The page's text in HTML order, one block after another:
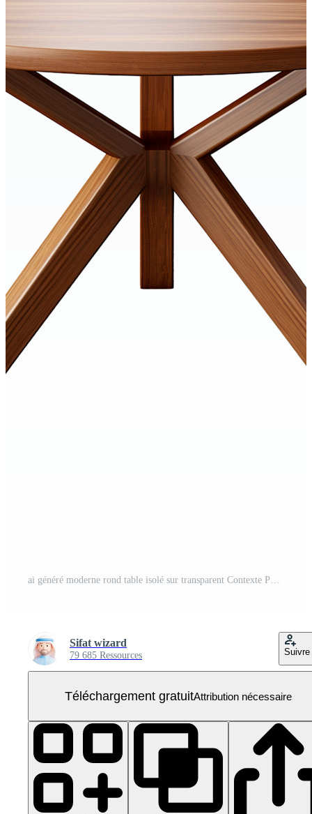
ai généré moderne rond table isolé sur transparent Contexte PNG Gratuit
Sifat wizard
79 685 Ressources Suivre
Téléchargement gratuitAttribution nécessaire